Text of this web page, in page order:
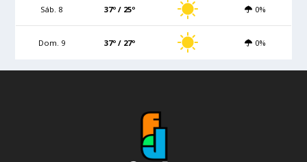
Sáb. 8 37º / 25º 0%
Dom. 9 37º / 27º 0%